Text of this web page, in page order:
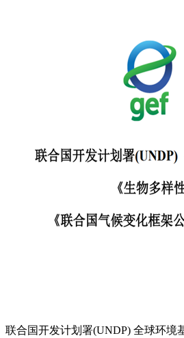
联合国开发计划署(UNDP) 全球环境